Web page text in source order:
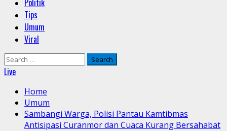
Politik
Tips
Umum
Viral
Search
for:
Live
Home
Umum
Sambangi Warga, Polisi Pantau Kamtibmas
Antisipasi Curanmor dan Cuaca Kurang Bersahabat